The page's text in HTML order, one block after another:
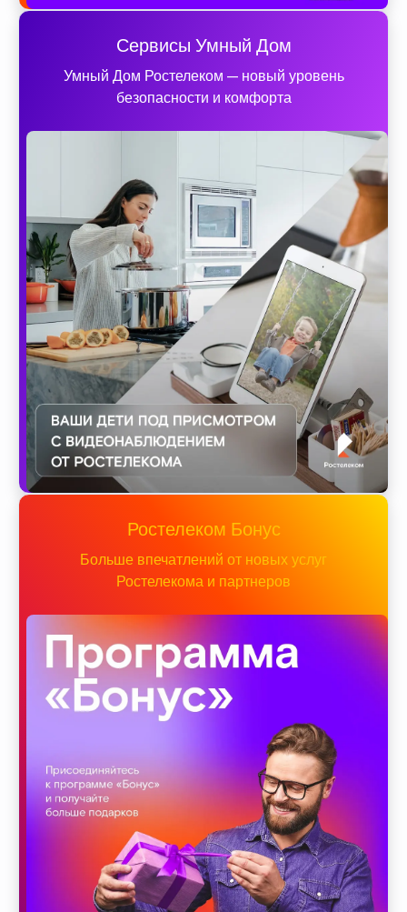
Сервисы Умный Дом
Умный Дом Ростелеком — новый уровень
безопасности и комфорта
Ростелеком Бонус
Больше впечатлений от новых услуг
Ростелекома и партнеров